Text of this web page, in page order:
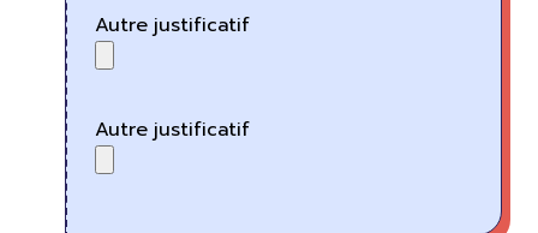
Autre justificatif
Autre justificatif